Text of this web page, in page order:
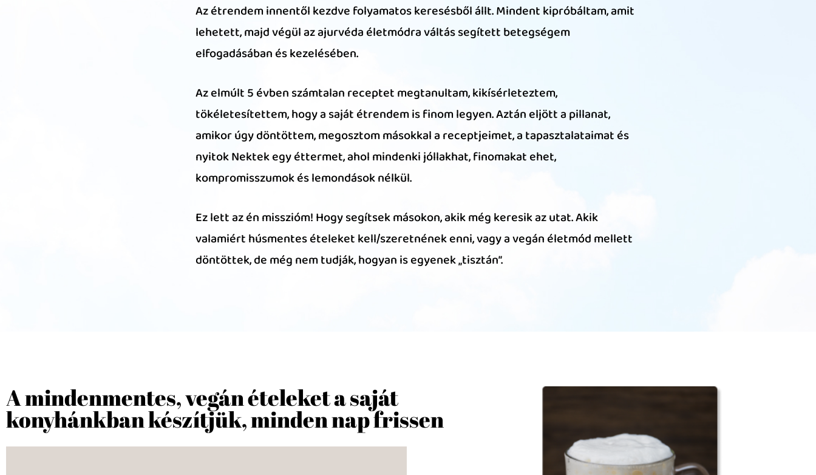
Az étrendem innentől kezdve folyamatos keresésből állt. Mindent kipróbáltam, amit
lehetett, majd végül az ajurvéda életmódra váltás segített betegségem
elfogadásában és kezelésében.
Az elmúlt 5 évben számtalan receptet megtanultam, kikísérleteztem,
tökéletesítettem, hogy a saját étrendem is finom legyen. Aztán eljött a pillanat,
amikor úgy döntöttem, megosztom másokkal a receptjeimet, a tapasztalataimat és
nyitok Nektek egy éttermet, ahol mindenki jóllakhat, finomakat ehet,
kompromisszumok és lemondások nélkül.
Ez lett az én misszióm! Hogy segítsek másokon, akik még keresik az utat. Akik
valamiért húsmentes ételeket kell/szeretnének enni, vagy a vegán életmód mellett
döntöttek, de még nem tudják, hogyan is egyenek „tisztán”.
A mindenmentes, vegán ételeket a saját
konyhánkban készítjük, minden nap frissen